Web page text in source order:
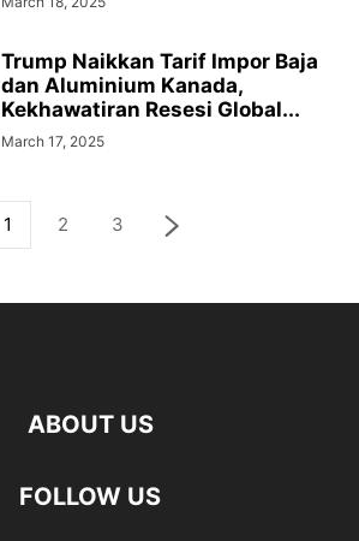
Trump Naikkan Tarif Impor Baja
dan Aluminium Kanada,
Kekhawatiran Resesi Global...
March 17, 2025
1 2 3
ABOUT US
FOLLOW US